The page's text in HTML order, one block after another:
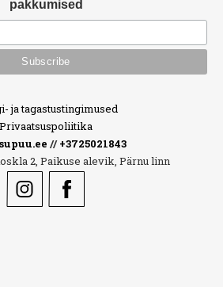
pakkumised
ja tagastustingimused
Privaatsuspoliitika
// +3725021843
2, Paikuse alevik, Pärnu linn